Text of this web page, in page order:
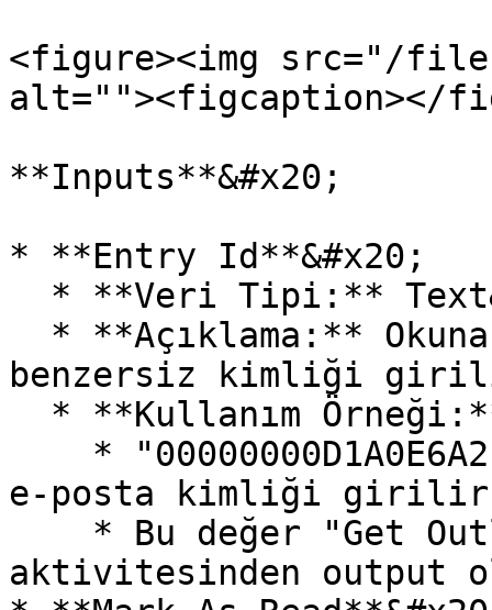
<figure><img src="/files/
alt=""><figcaption></
**Inputs**&#x20;
* **Entry Id**&#x20;
benzersiz kimliği
e-posta kimliği
aktivitesinden output